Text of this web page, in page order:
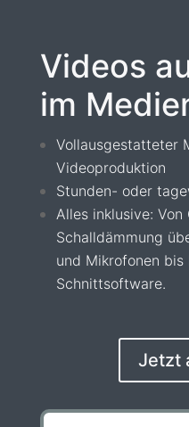
Videos
im
Vollausgestatteter
Videoproduktion
Stunden- oder
Alles inklusive:
Schalldämmung
und Mikrofonen
Schnittsoftware.
Jetzt